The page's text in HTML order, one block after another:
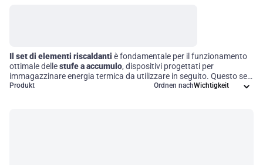
Il set di elementi riscaldanti è fondamentale per il funzionamento
ottimale dellestufe a accumulo, dispositivi progettati per
immagazzinare energia termica da utilizzare in seguito. Questo set
comprende tutti i componenti necessari per garantire un processo
Produkt Ordnen nach